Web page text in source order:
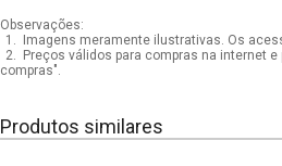
Observações:
1.
Imagens meramente ilustrativas. Os
2.
Preços válidos para compras na internet
compras".
Produtos similares